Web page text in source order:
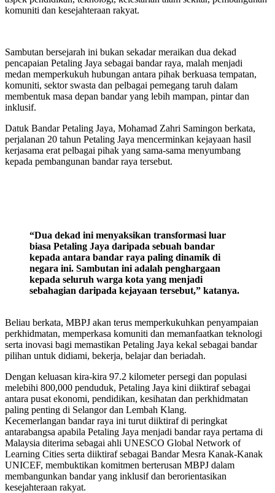
komuniti dan kesejahteraan rakyat.
Sambutan bersejarah ini bukan sekadar meraikan dua dekad
pencapaian Petaling Jaya sebagai bandar raya, malah menjadi
medan memperkukuh hubungan antara pihak berkuasa tempatan,
komuniti, sektor swasta dan pelbagai pemegang taruh dalam
membentuk masa depan bandar yang lebih mampan, pintar dan
inklusif.
Datuk Bandar Petaling Jaya, Mohamad Zahri Samingon berkata,
perjalanan 20 tahun Petaling Jaya mencerminkan kejayaan hasil
kerjasama erat pelbagai pihak yang sama-sama menyumbang
kepada pembangunan bandar raya tersebut.
“Dua dekad ini menyaksikan transformasi luar
biasa Petaling Jaya daripada sebuah bandar
kepada antara bandar raya paling dinamik di
negara ini. Sambutan ini adalah penghargaan
kepada seluruh warga kota yang menjadi
sebahagian daripada kejayaan tersebut,” katanya.
Beliau berkata, MBPJ akan terus memperkukuhkan penyampaian
perkhidmatan, memperkasa komuniti dan memanfaatkan teknologi
serta inovasi bagi memastikan Petaling Jaya kekal sebagai bandar
pilihan untuk didiami, bekerja, belajar dan beriadah.
Dengan keluasan kira-kira 97.2 kilometer persegi dan populasi
melebihi 800,000 penduduk, Petaling Jaya kini diiktiraf sebagai
antara pusat ekonomi, pendidikan, kesihatan dan perkhidmatan
paling penting di Selangor dan Lembah Klang.
Kecemerlangan bandar raya ini turut diiktiraf di peringkat
antarabangsa apabila Petaling Jaya menjadi bandar raya pertama di
Malaysia diterima sebagai ahli UNESCO Global Network of
Learning Cities serta diiktiraf sebagai Bandar Mesra Kanak-Kanak
UNICEF, membuktikan komitmen berterusan MBPJ dalam
membangunkan bandar yang inklusif dan berorientasikan
kesejahteraan rakyat.